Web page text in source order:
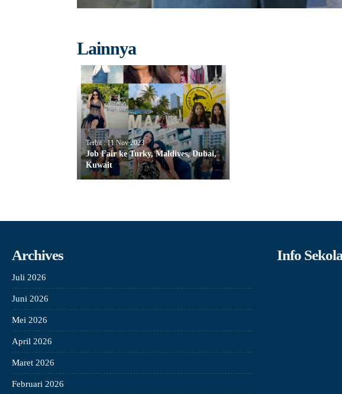
Lainnya
Terbit : 11 Nov 2023
Job Fair ke Turky, Maldives, Dubai,
Kuwait
Archives
Juli 2026
Juni 2026
Mei 2026
April 2026
Maret 2026
Februari 2026
Info